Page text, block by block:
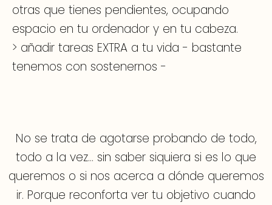
otras que tienes pendientes, ocupando
espacio en tu ordenador y en tu cabeza.
> añadir tareas EXTRA a tu vida - bastante
tenemos con sostenernos -
No se trata de agotarse probando de todo,
todo a la vez… sin saber siquiera si es lo que
queremos o si nos acerca a dónde queremos
ir. Porque reconforta ver tu objetivo cuando